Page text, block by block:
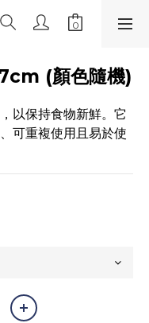
(顏色隨機)
以保持食物新鮮。它
可重複使用且易於使